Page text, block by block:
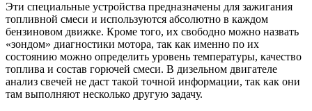
Эти специальные устройства предназначены для зажигания
топливной смеси и используются абсолютно в каждом
бензиновом движке. Кроме того, их свободно можно назвать
«зондом» диагностики мотора, так как именно по их
состоянию можно определить уровень температуры, качество
топлива и состав горючей смеси. В дизельном двигателе
анализ свечей не даст такой точной информации, так как они
там выполняют несколько другую задачу.